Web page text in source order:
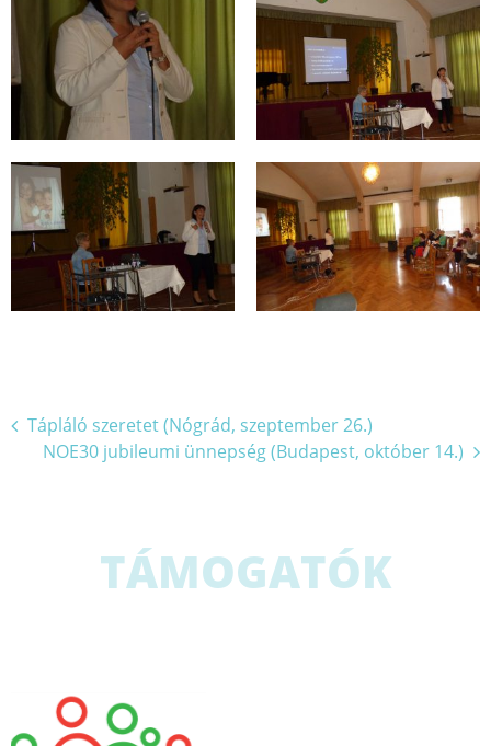
Bejegyzés
navigáció
Tápláló szeretet (Nógrád, szeptember 26.)
NOE30 jubileumi ünnepség (Budapest, október 14.)
TÁMOGATÓK